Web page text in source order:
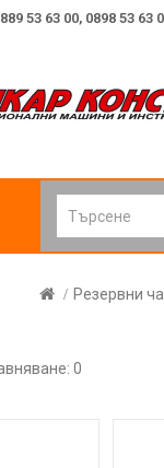
53 63 00, 0898 53 63
Резервни
0